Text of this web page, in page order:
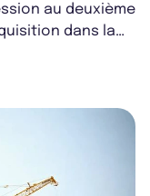
au deuxième
dans la